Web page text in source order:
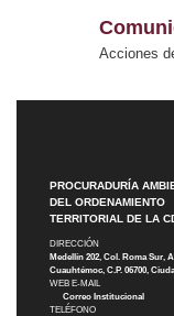
Acciones
PROCURADURÍA
DEL ORDENAMIENTO
TERRITORIAL DE LA
DIRECCIÓN
Medellín 202, Col. Roma Sur,
Cuauhtémoc, C.P. 06700,
WEB E-MAIL
Correo Institucional
TELÉFONO